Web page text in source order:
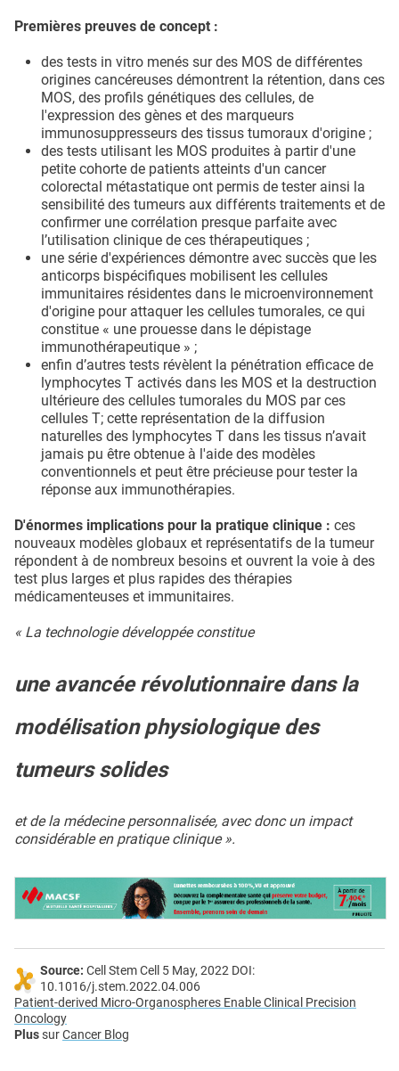
Premières preuves de concept :
des tests in vitro menés sur des MOS de différentes
origines cancéreuses démontrent la rétention, dans ces
MOS, des profils génétiques des cellules, de
l'expression des gènes et des marqueurs
immunosuppresseurs des tissus tumoraux d'origine ;
des tests utilisant les MOS produites à partir d'une
petite cohorte de patients atteints d'un cancer
colorectal métastatique ont permis de tester ainsi la
sensibilité des tumeurs aux différents traitements et de
confirmer une corrélation presque parfaite avec
l’utilisation clinique de ces thérapeutiques ;
une série d'expériences démontre avec succès que les
anticorps bispécifiques mobilisent les cellules
immunitaires résidentes dans le microenvironnement
d'origine pour attaquer les cellules tumorales, ce qui
constitue « une prouesse dans le dépistage
immunothérapeutique » ;
enfin d’autres tests révèlent la pénétration efficace de
lymphocytes T activés dans les MOS et la destruction
ultérieure des cellules tumorales du MOS par ces
cellules T; cette représentation de la diffusion
naturelles des lymphocytes T dans les tissus n’avait
jamais pu être obtenue à l'aide des modèles
conventionnels et peut être précieuse pour tester la
réponse aux immunothérapies.
D'énormes implications pour la pratique clinique : ces
nouveaux modèles globaux et représentatifs de la tumeur
répondent à de nombreux besoins et ouvrent la voie à des
test plus larges et plus rapides des thérapies
médicamenteuses et immunitaires.
« La technologie développée constitue
une avancée révolutionnaire dans la
modélisation physiologique des
tumeurs solides
et de la médecine personnalisée, avec donc un impact
considérable en pratique clinique ».
Source: Cell Stem Cell 5 May, 2022 DOI:
10.1016/j.stem.2022.04.006
Patient-derived Micro-Organospheres Enable Clinical Precision
Oncology
PlussurCancer Blog